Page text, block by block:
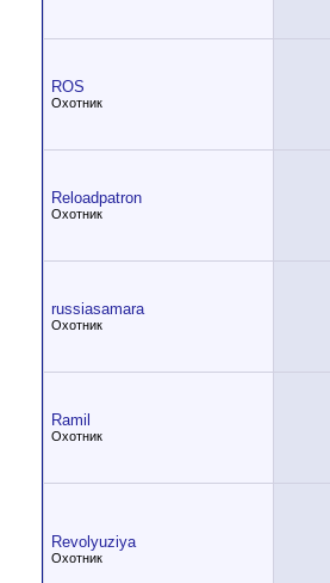
ROS
Охотник
Reloadpatron
Охотник
russiasamara
Охотник
Ramil
Охотник
Revolyuziya
Охотник